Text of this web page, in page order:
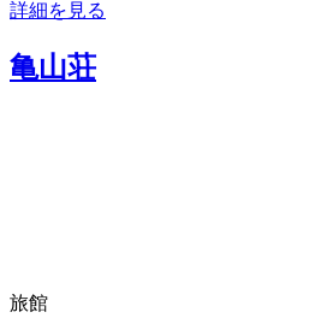
詳細を見る
亀山荘
旅館